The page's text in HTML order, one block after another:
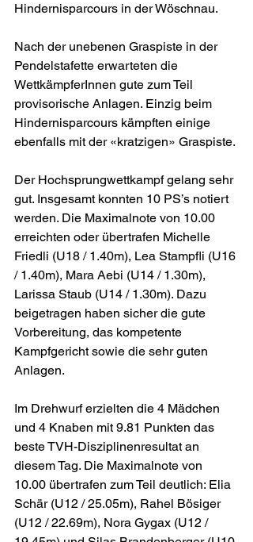
Hindernisparcours in der Wöschnau.
Nach der unebenen Graspiste in der
Pendelstafette erwarteten die
WettkämpferInnen gute zum Teil
provisorische Anlagen. Einzig beim
Hindernisparcours kämpften einige
ebenfalls mit der «kratzigen» Graspiste.
Der Hochsprungwettkampf gelang sehr
gut. Insgesamt konnten 10 PS’s notiert
werden. Die Maximalnote von 10.00
erreichten oder übertrafen Michelle
Friedli (U18 / 1.40m), Lea Stampfli (U16
/ 1.40m), Mara Aebi (U14 / 1.30m),
Larissa Staub (U14 / 1.30m). Dazu
beigetragen haben sicher die gute
Vorbereitung, das kompetente
Kampfgericht sowie die sehr guten
Anlagen.
Im Drehwurf erzielten die 4 Mädchen
und 4 Knaben mit 9.81 Punkten das
beste TVH-Disziplinenresultat an
diesem Tag. Die Maximalnote von
10.00 übertrafen zum Teil deutlich: Elia
Schär (U12 / 25.05m), Rahel Bösiger
(U12 / 22.69m), Nora Gygax (U12 /